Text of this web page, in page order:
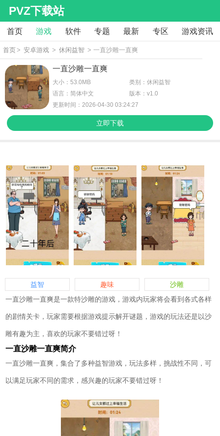
PVZ下载站
首页 游戏 软件 专题 最新 专区 游戏资讯
首页> 安卓游戏 > 休闲益智 > 一直沙雕一直爽
一直沙雕一直爽
大小：53.0MB
类别：休闲益智
语言：简体中文
版本：v1.0
更新时间：2026-04-30 03:24:27
立即下载
益智 趣味
沙雕
一直沙雕一直爽是一款特沙雕的游戏，游戏内玩家将会看到各式各样
的剧情关卡，玩家需要根据游戏提示解开谜题，游戏的玩法还是以沙
雕有趣为主，喜欢的玩家不要错过呀！
一直沙雕一直爽简介
一直沙雕一直爽，集合了多种益智游戏，玩法多样，挑战性不同，可
以满足玩家不同的需求，感兴趣的玩家不要错过呀！